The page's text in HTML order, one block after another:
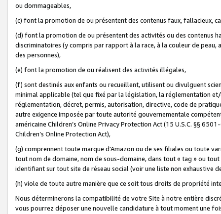
ou dommageables,
(c) font la promotion de ou présentent des contenus faux, fallacieux,
(d) font la promotion de ou présentent des activités ou des contenus
discriminatoires (y compris par rapport à la race, à la couleur de
des personnes),
(e) font la promotion de ou réalisent des activités illégales,
(f) sont destinés aux enfants ou recueillent, utilisent ou divulguent
minimal applicable (tel que fixé par la législation, la réglementation
réglementation, décret, permis, autorisation, directive, code de
autre exigence imposée par toute autorité gouvernementale
américaine Children’s Online Privacy Protection Act (15 U.S.C. §§
Children’s Online Protection Act),
(g) comprennent toute marque d'Amazon ou de ses filiales ou toute
tout nom de domaine, nom de sous-domaine, dans tout « tag » ou
identifiant sur tout site de réseau social (voir une liste non exhaustive
(h) viole de toute autre manière que ce soit tous droits de propriété
Nous déterminerons la compatibilité de votre Site à notre entière
vous pourrez déposer une nouvelle candidature à tout moment une